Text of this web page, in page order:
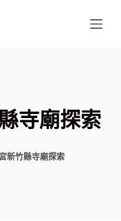
寺廟探索
新竹縣寺廟探索